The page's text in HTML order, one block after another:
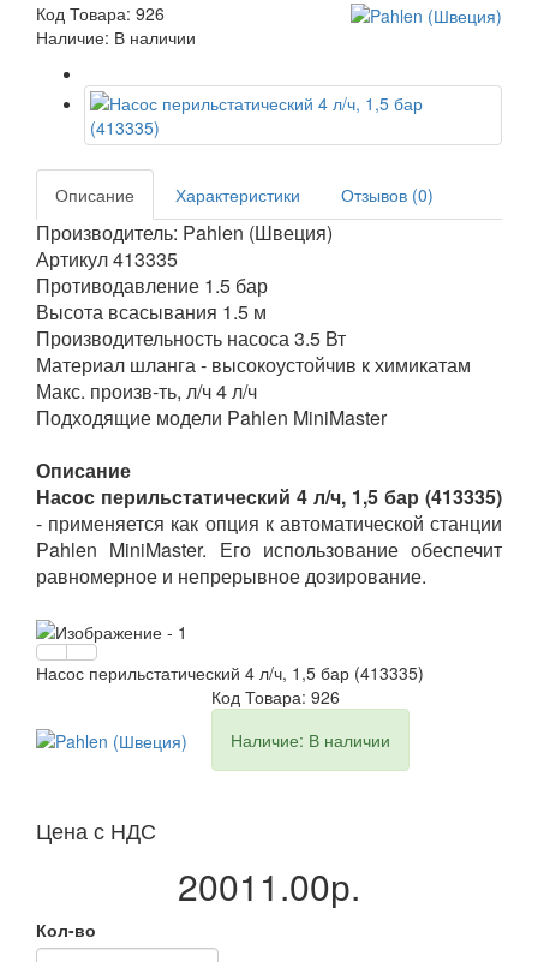
Код Товара: 926
Наличие: В наличии
Описание Характеристики Отзывов (0)
Производитель: Pahlen (Швеция)
Артикул 413335
Противодавление 1.5 бар
Высота всасывания 1.5 м
Производительность насоса 3.5 Вт
Материал шланга - высокоустойчив к химикатам
Макс. произв-ть, л/ч 4 л/ч
Подходящие модели Pahlen MiniMaster
Описание
Насос перильстатический 4 л/ч, 1,5 бар (413335)
- применяется как опция к автоматической станции
Pahlen MiniMaster. Его использование обеспечит
равномерное и непрерывное дозирование.
Насос перильстатический 4 л/ч, 1,5 бар (413335)
Код Товара: 926
Наличие: В наличии
Цена с НДС
20011.00р.
Кол-во